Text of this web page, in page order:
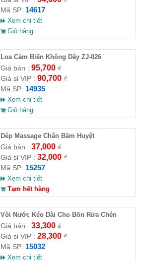
Mã SP: 14617
Xem chi tiết
Giỏ hàng
Loa Cảm Biến Không Dây ZJ-026
Giá bán : 95,700₫
Giá sỉ VIP : 90,700₫
Mã SP: 14935
Xem chi tiết
Giỏ hàng
Dép Massage Chân Bấm Huyệt
Giá bán : 37,000₫
Giá sỉ VIP : 32,000₫
Mã SP: 15257
Xem chi tiết
Tạm hết hàng
Vòi Nước Kéo Dài Cho Bồn Rửa Chén
Giá bán : 33,300₫
Giá sỉ VIP : 28,300₫
Mã SP: 15032
Xem chi tiết